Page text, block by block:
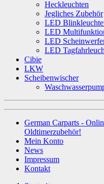
Heckleuchten
Jegliches Zubehör
LED
LED
LED
LED
Cibie
LKW
Scheibenwischer
German Carparts -
Oldtimerzubehör!
Mein Konto
News
Impressum
Kontakt